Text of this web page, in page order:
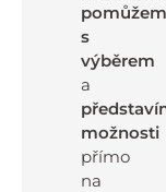
s
výběrem
a
možnosti
přímo
na